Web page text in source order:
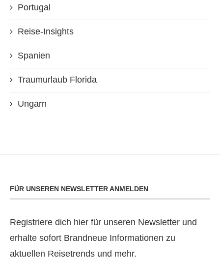
Portugal
Reise-Insights
Spanien
Traumurlaub Florida
Ungarn
FÜR UNSEREN NEWSLETTER ANMELDEN
Registriere dich hier für unseren Newsletter und
erhalte sofort Brandneue Informationen zu
aktuellen Reisetrends und mehr.